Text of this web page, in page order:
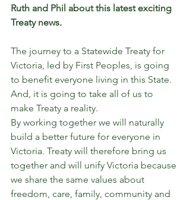
Ruth and Phil about this latest exciting
Treaty news.
The journey to a Statewide Treaty for
Victoria, led by First Peoples, is going
to benefit everyone living in this State.
And, it is going to take all of us to
make Treaty a reality.
By working together we will naturally
build a better future for everyone in
Victoria. Treaty will therefore bring us
together and will unify Victoria because
we share the same values about
freedom, care, family, community and